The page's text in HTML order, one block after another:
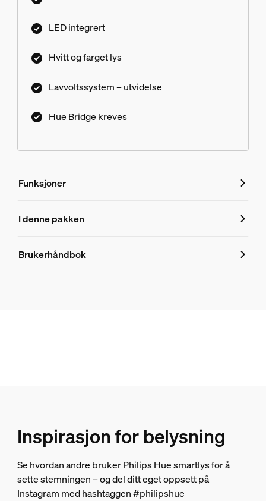
LED integrert
Hvitt og farget lys
Lavvoltssystem – utvidelse
Hue Bridge kreves
Funksjoner
Funksjoner
8719514871724
I denne pakken
Brukerhåndbok
Inspirasjon for belysning
Se hvordan andre bruker Philips Hue smartlys for å
sette stemningen – og del ditt eget oppsett på
Instagram med hashtaggen #philipshue